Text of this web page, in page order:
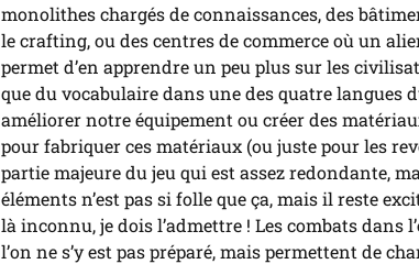
monolithes chargés de connaissances, des
le crafting, ou des centres de commerce où un
permet d’en apprendre un peu plus sur les
que du vocabulaire dans une des quatre langues
améliorer notre équipement ou créer des
pour fabriquer ces matériaux (ou juste pour les
partie majeure du jeu qui est assez redondante,
éléments n’est pas si folle que ça, mais il reste
là inconnu, je dois l’admettre ! Les combats dans
l’on ne s’y est pas préparé, mais permettent de